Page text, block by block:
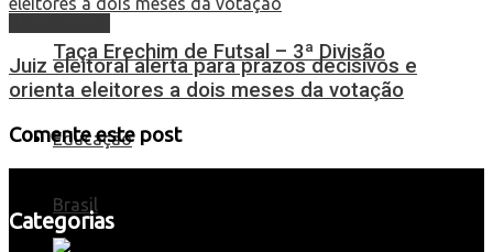
Taça Erechim de Futsal – 3ª Divisão
Educação
Brasil
Juiz eleitoral alerta para prazos decisivos e
orienta eleitores a dois meses da votação
Comente este post
Categorias